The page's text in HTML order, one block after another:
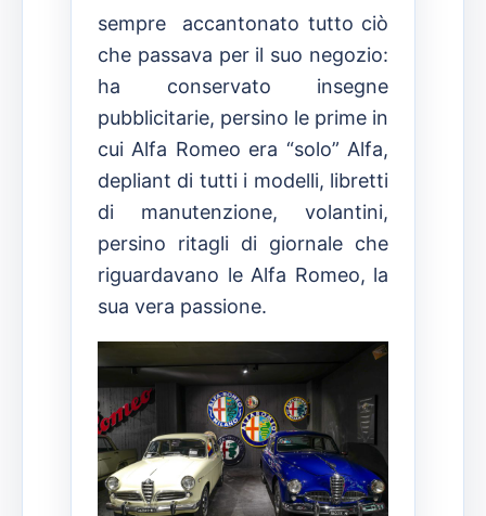
sempre accantonato tutto ciò
che passava per il suo negozio:
ha conservato insegne
pubblicitarie, persino le prime in
cui Alfa Romeo era “solo” Alfa,
depliant di tutti i modelli, libretti
di manutenzione, volantini,
persino ritagli di giornale che
riguardavano le Alfa Romeo, la
sua vera passione.